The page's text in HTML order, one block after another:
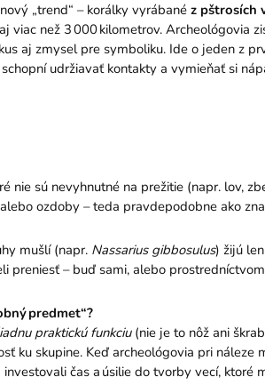
„trend“ – korálky vyrábanéz pštrosích
viac než 3 000 kilometrov. Archeológovia
aj zmysel pre symboliku. Ide o jeden z
udržiavať kontakty a vymieňať si
nie sú nevyhnutné na prežitie (napr. lov,
ozdoby – teda pravdepodobne ako
mušlí (napr. Nassarius gibbosulus) žijú
preniesť – buď sami, alebo
predmet“?
praktickú funkciu(nie je to nôž ani
ku skupine. Keď archeológovia pri náleze
čas a úsilie do tvorby vecí, ktoré